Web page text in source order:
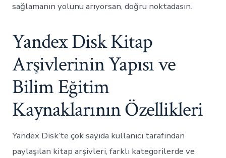
sağlamanın yolunu arıyorsan, doğru noktadasın.
Yandex Disk Kitap
Arşivlerinin Yapısı ve
Bilim Eğitim
Kaynaklarının Özellikleri
Yandex Disk’te çok sayıda kullanıcı tarafından
paylaşılan kitap arşivleri, farklı kategorilerde ve